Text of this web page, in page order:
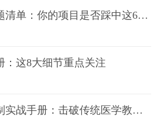
三维动画制作常见问题清单：你的项目是否踩中这6大技术雷区？
：这8大细节重点关注
医疗教育仿真动画定制实战手册：击破传统医学教育7大痛点